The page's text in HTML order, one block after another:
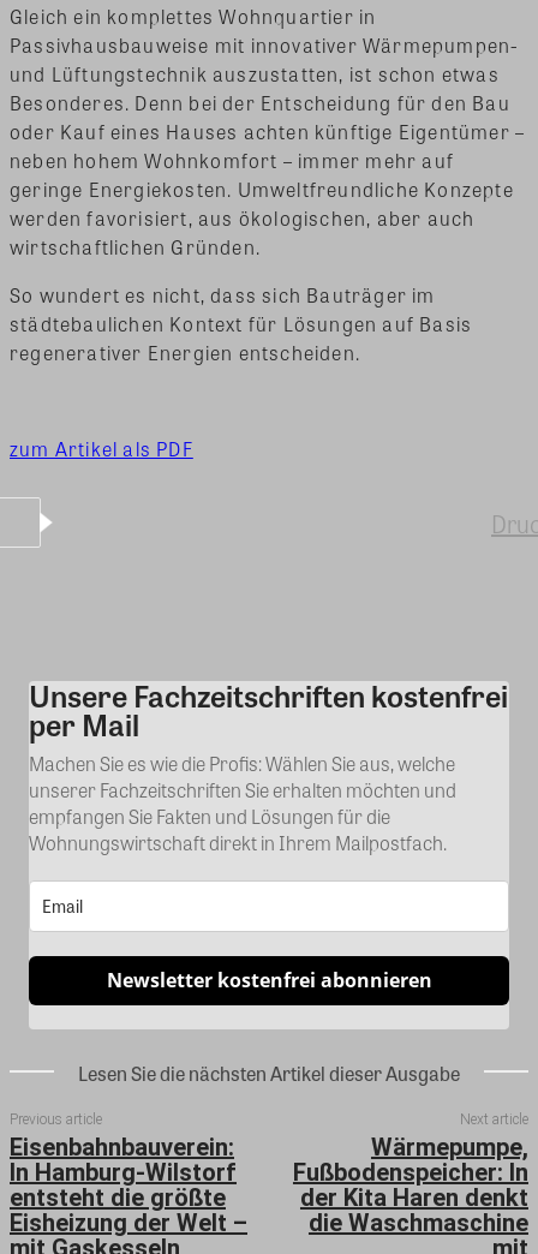
Gleich ein komplettes Wohnquartier in
Passivhausbauweise mit innovativer Wärmepumpen-
und Lüftungstechnik auszustatten, ist schon etwas
Besonderes. Denn bei der Entscheidung für den Bau
oder Kauf eines Hauses achten künftige Eigentümer –
neben hohem Wohnkomfort – immer mehr auf
geringe Energiekosten. Umweltfreundliche Konzepte
werden favorisiert, aus ökologischen, aber auch
wirtschaftlichen Gründen.
So wundert es nicht, dass sich Bauträger im
städtebaulichen Kontext für Lösungen auf Basis
regenerativer Energien entscheiden.
zum Artikel als PDF
Kommentar
Unsere Fachzeitschriften kostenfrei
per Mail
Machen Sie es wie die Profis: Wählen Sie aus, welche
unserer Fachzeitschriften Sie erhalten möchten und
empfangen Sie Fakten und Lösungen für die
Wohnungswirtschaft direkt in Ihrem Mailpostfach.
Newsletter kostenfrei abonnieren
Lesen Sie die nächsten Artikel dieser Ausgabe
Previous article
Eisenbahnbauverein:
In Hamburg-Wilstorf
entsteht die größte
Eisheizung der Welt –
mit Gaskesseln,
Next article
Wärmepumpe,
Fußbodenspeicher: In
der Kita Haren denkt
die Waschmaschine
mit